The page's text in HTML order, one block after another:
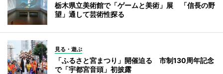
栃木県立美術館で「ゲームと美術」展 「信長の野
望」通して芸術性探る
見る・遊ぶ
「ふるさと宮まつり」開催迫る 市制130周年記念
で「宇都宮音頭」初披露